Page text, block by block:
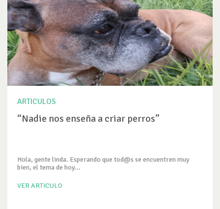
ARTICULOS
“Nadie nos enseña a criar perros”
Hola, gente linda. Esperando que tod@s se encuentren muy
bien, el tema de hoy...
VER ARTICULO